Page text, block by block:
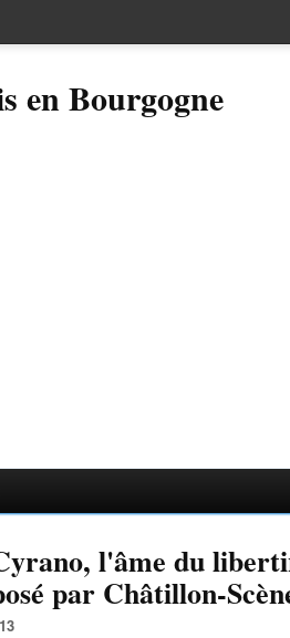
en Bourgogne
l'âme du
par Châtillon-